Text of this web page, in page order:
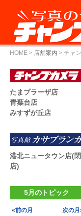
HOME > 店舗案内 > チャ
たまプラーザ店
青葉台店
みすずが丘店
港北ニュータウン店(閉
店)
5月のトピック
«前の月
次の月